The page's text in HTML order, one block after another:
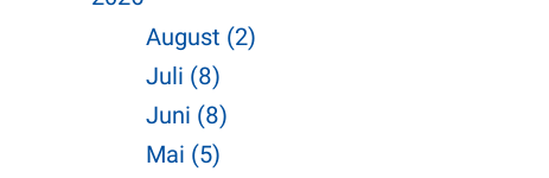
August (2)
Juli (8)
Juni (8)
Mai (5)